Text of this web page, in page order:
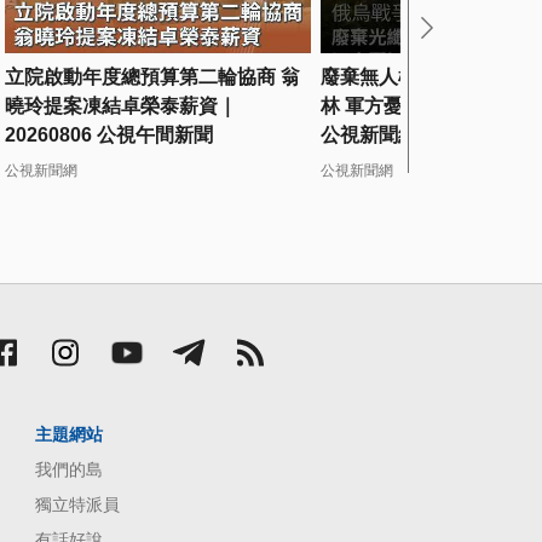
立院啟動年度總預算第二輪協商 翁
曉玲提案凍結卓榮泰薪資｜
20260806 公視午間新聞
公視新聞網
廢棄無人機光纖纜線佈滿
林 軍方憂汙染環境、成
公視新聞網 #Shorts
公視新聞網
主題網站
我們的島
獨立特派員